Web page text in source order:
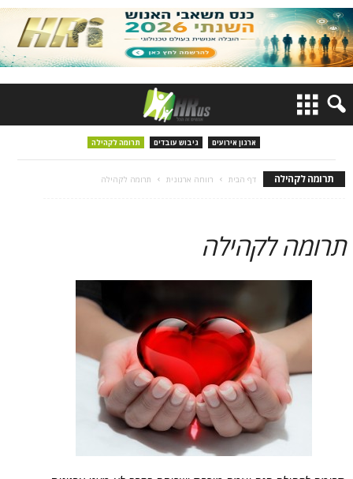
ארגון אירועים גיבוש עובדים תרומה לקהילה
תרומה לקהילה דף הבית רווחה ארגונית תרומה לקהילה
תרומה לקהילה